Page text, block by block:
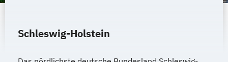
Schleswig-Holstein